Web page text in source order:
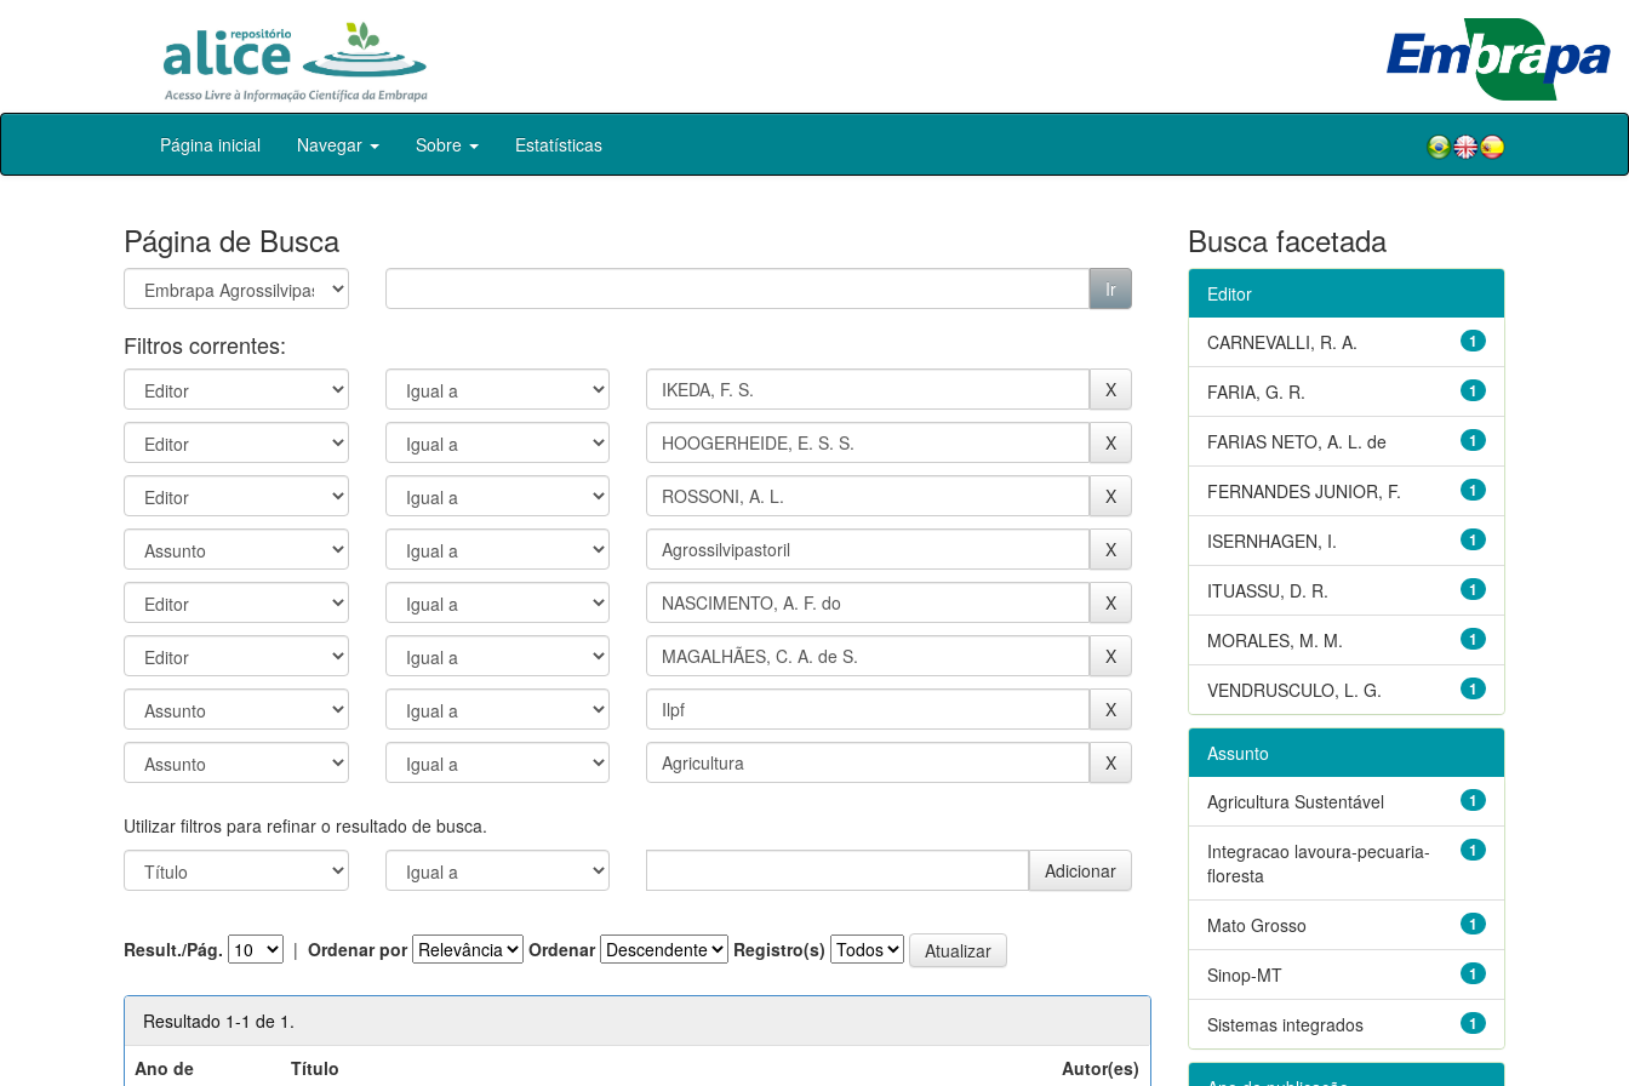
Skip
Página inicial Navegar Sobre Estatísticas
Página de Busca
Filtros correntes:
Utilizar filtros para refinar o resultado de busca.
Result./Pág. | Ordenar por Ordenar Registro(s)
Resultado 1-1 de 1.
Ano de
Título Autor(es)
Busca facetada
Editor
1
CARNEVALLI, R. A.
1
FARIA, G. R.
1
FARIAS NETO, A. L. de
1
FERNANDES JUNIOR, F.
1
ISERNHAGEN, I.
1
ITUASSU, D. R.
1
MORALES, M. M.
1
VENDRUSCULO, L. G.
Assunto
1
Agricultura Sustentável
1
Integracao lavoura-pecuaria-
floresta
1
Mato Grosso
1
Sinop-MT
1
Sistemas integrados